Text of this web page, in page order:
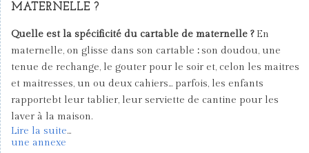
MATERNELLE ?
Quelle est la spécificité du cartable de maternelle ? En
maternelle, on glisse dans son cartable : son doudou, une
tenue de rechange, le gouter pour le soir et, celon les maitres
et maitresses, un ou deux cahiers... parfois, les enfants
rapportebt leur tablier, leur serviette de cantine pour les
laver à la maison.
Lire la suite...
une annexe